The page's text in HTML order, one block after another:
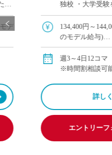
だ
毎
の
デ
独校 ・大学受験
業が可能 ・他校
をご希望の方に
134,400円～
のモデル給与)
※教員経験年数
交通費別途全額
週3～4日12コマ
※時間割相談可
詳し
エントリーフ